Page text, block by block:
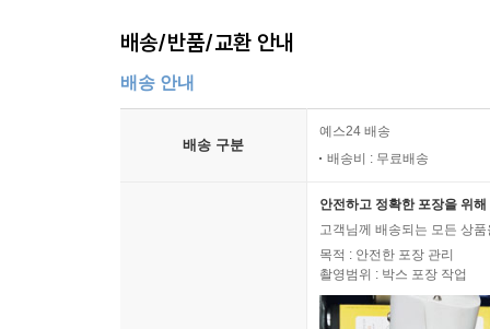
배송/반품/교환 안내
배송 안내
배송 구분
예스24 배송
배송비 : 무료배송
안전하고 정확한 포장을 위
고객님께 배송되는 모든 상
목적 : 안전한 포장 관리
촬영범위 : 박스 포장 작업